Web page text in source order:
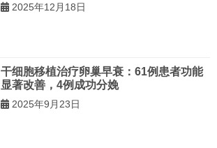
2025年12月18日
干细胞移植治疗卵巢早衰：61例患者功能
显著改善，4例成功分娩
2025年9月23日